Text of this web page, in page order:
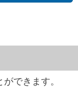
できます。